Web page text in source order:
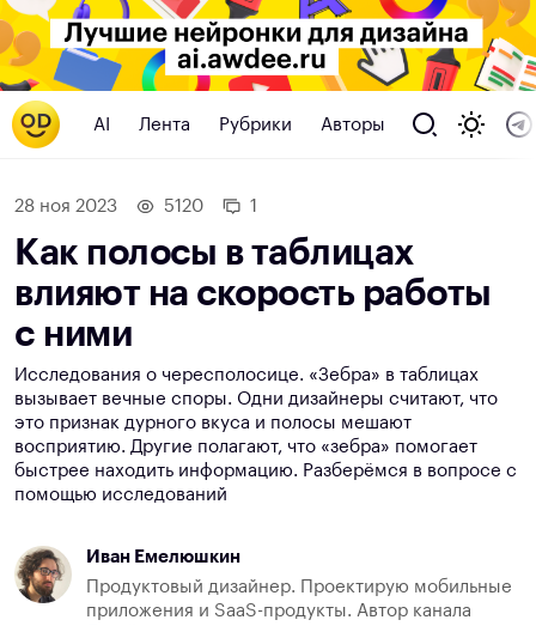
AI Лента Рубрики Авторы
28 ноя 2023 5120 1
Как полосы в таблицах
влияют на скорость работы
с ними
Исследования о чересполосице. «Зебра» в таблицах
вызывает вечные споры. Одни дизайнеры считают, что
это признак дурного вкуса и полосы мешают
восприятию. Другие полагают, что «зебра» помогает
быстрее находить информацию. Разберёмся в вопросе с
помощью исследований
Иван Емелюшкин
Продуктовый дизайнер. Проектирую мобильные
приложения и SaaS-продукты. Автор канала